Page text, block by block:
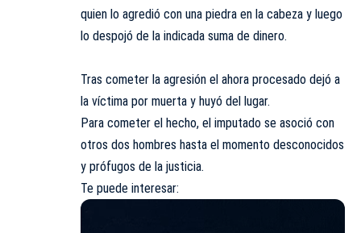
quien lo agredió con una piedra en la cabeza y luego
lo despojó de la indicada suma de dinero.
Tras cometer la agresión el ahora procesado dejó a
la víctima por muerta y huyó del lugar.
Para cometer el hecho, el imputado se asoció con
otros dos hombres hasta el momento desconocidos
y prófugos de la justicia.
Te puede interesar: